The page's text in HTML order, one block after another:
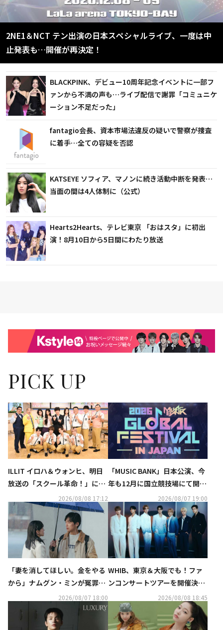
2NE1＆NCT テン出演の日本スペシャルライブ、一度は中
止発表も…開催が再決定！
BLACKPINK、デビュー10周年記念イベントに一部フ
ァンから不満の声も…ライブ配信で謝罪「コミュニケ
ーション不足だった」
fantagio会長、資本市場法違反の疑いで警察が捜査
に着手…全ての容疑を否認
KATSEYE ソフィア、マノンに続き活動中断を発表…
当面の間は4人体制に（公式）
Hearts2Hearts、テレビ東京 「おはスタ」に初出
演！8月10日から5日間にわたり放送
PICK UP
ILLIT イロハ＆ウォンヒ、明日
放送の「スクール革命！」に登
場！バズりアイテムを紹介
2026/08/08 17:12
「MUSIC BANK」日本公演、今
年も12月に国立競技場にて開催
決定！出演アーティストに期待
2026/08/07 19:00
「妻を消してほしい。金をやる
から」ナムグン・ミンが冤罪夫
を演じる『夫婦の結末』、最終
回目前に魅力をおさらい
2026/08/07 18:00
WHIB、東京＆大阪でも！ファ
ンコンサートツアーを開催決
定…9月に韓国でスタート
2026/08/08 18:45